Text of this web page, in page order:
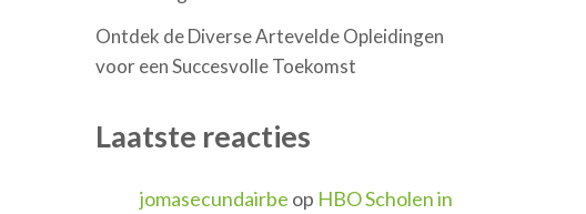
Ontdek de Diverse Artevelde Opleidingen
voor een Succesvolle Toekomst
Laatste reacties
jomasecundairbe op HBO Scholen in